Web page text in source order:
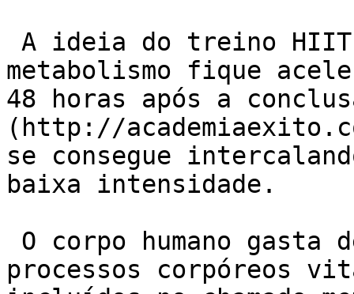
metabolismo fique
48 horas após a
(http://
se consegue
baixa intensidade.
processos corpóreos